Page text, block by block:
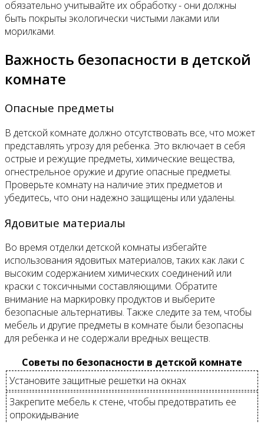
обязательно учитывайте их обработку - они должны
быть покрыты экологически чистыми лаками или
морилками.
Важность безопасности в детской
комнате
Опасные предметы
В детской комнате должно отсутствовать все, что может
представлять угрозу для ребенка. Это включает в себя
острые и режущие предметы, химические вещества,
огнестрельное оружие и другие опасные предметы.
Проверьте комнату на наличие этих предметов и
убедитесь, что они надежно защищены или удалены.
Ядовитые материалы
Во время отделки детской комнаты избегайте
использования ядовитых материалов, таких как лаки с
высоким содержанием химических соединений или
краски с токсичными составляющими. Обратите
внимание на маркировку продуктов и выберите
безопасные альтернативы. Также следите за тем, чтобы
мебель и другие предметы в комнате были безопасны
для ребенка и не содержали вредных веществ.
Советы по безопасности в детской комнате
Установите защитные решетки на окнах
Закрепите мебель к стене, чтобы предотвратить ее
опрокидывание